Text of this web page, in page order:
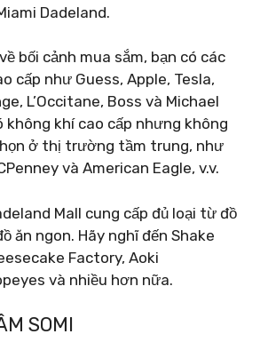
Dadeland.
bối cảnh mua sắm, bạn có các
cấp như Guess, Apple, Tesla,
L’Occitane, Boss và Michael
không khí cao cấp nhưng không
ở thị trường tầm trung, như
và American Eagle, v.v.
Mall cung cấp đủ loại từ đồ
ăn ngon. Hãy nghĩ đến Shake
Factory, Aoki
và nhiều hơn nữa.
SOMI